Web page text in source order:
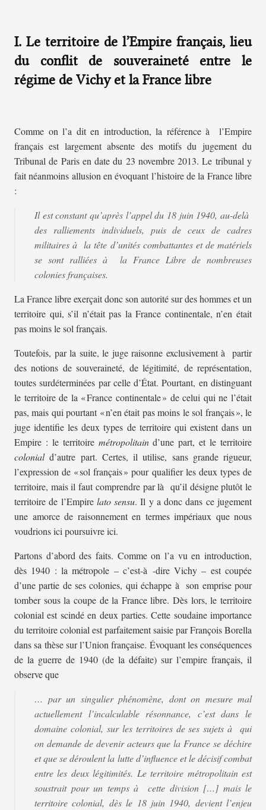
I. Le territoire de l’Empire français, lieu
du conflit de souveraineté entre le
régime de Vichy et la France libre
Comme on l’a dit en introduction, la référence à l’Empire
français est largement absente des motifs du jugement du
Tribunal de Paris en date du 23 novembre 2013. Le tribunal y
fait néanmoins allusion en évoquant l’histoire de la France libre
:
Il est constant qu’après l’appel du 18 juin 1940, au-delà
des ralliements individuels, puis de ceux de cadres
militaires à la tête d’unités combattantes et de matériels
se sont ralliées à la France Libre de nombreuses
colonies françaises.
La France libre exerçait donc son autorité sur des hommes et un
territoire qui, s’il n’était pas la France continentale, n’en était
pas moins le sol français.
Toutefois, par la suite, le juge raisonne exclusivement à partir
des notions de souveraineté, de légitimité, de représentation,
toutes surdéterminées par celle d’État. Pourtant, en distinguant
le territoire de la « France continentale » de celui qui ne l’était
pas, mais qui pourtant « n’en était pas moins le sol français », le
juge identifie les deux types de territoire qui existent dans un
Empire : le territoire métropolitaind’une part, et le territoire
coloniald’autre part. Certes, il utilise, sans grande rigueur,
l’expression de « sol français » pour qualifier les deux types de
territoire, mais il faut comprendre par là qu’il désigne plutôt le
territoire de l’Empire lato sensu. Il y a donc dans ce jugement
une amorce de raisonnement en termes impériaux que nous
voudrions ici poursuivre ici.
Partons d’abord des faits. Comme on l’a vu en introduction,
dès 1940 : la métropole – c’est-à -dire Vichy – est coupée
d’une partie de ses colonies, qui échappe à son emprise pour
tomber sous la coupe de la France libre. Dès lors, le territoire
colonial est scindé en deux parties. Cette soudaine importance
du territoire colonial est parfaitement saisie par François Borella
dans sa thèse sur l’Union française. Évoquant les conséquences
de la guerre de 1940 (de la défaite) sur l’empire français, il
observe que
… par un singulier phénomène, dont on mesure mal
actuellement l’incalculable résonnance, c’est dans le
domaine colonial, sur les territoires de ses sujets à qui
on demande de devenir acteurs que la France se déchire
et que se déroulent la lutte d’influence et le décisif combat
entre les deux légitimités. Le territoire métropolitain est
soustrait pour un temps à cette division […] mais le
territoire colonial, dès le 18 juin 1940, devient l’enjeu